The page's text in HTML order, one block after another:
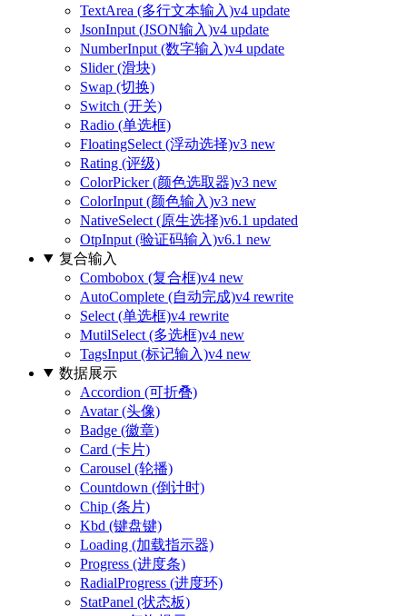
TextArea (多行文本输入)v4 update
JsonInput (JSON输入)v4 update
NumberInput (数字输入)v4 update
Slider (滑块)
Swap (切换)
Switch (开关)
Radio (单选框)
FloatingSelect (浮动选择)v3 new
Rating (评级)
ColorPicker (颜色选取器)v3 new
ColorInput (颜色输入)v3 new
NativeSelect (原生选择)v6.1 updated
OtpInput (验证码输入)v6.1 new
复合输入
Combobox (复合框)v4 new
AutoComplete (自动完成)v4 rewrite
Select (单选框)v4 rewrite
MutilSelect (多选框)v4 new
TagsInput (标记输入)v4 new
数据展示
Accordion (可折叠)
Avatar (头像)
Badge (徽章)
Card (卡片)
Carousel (轮播)
Countdown (倒计时)
Chip (条片)
Kbd (键盘键)
Loading (加载指示器)
Progress (进度条)
RadialProgress (进度环)
StatPanel (状态板)